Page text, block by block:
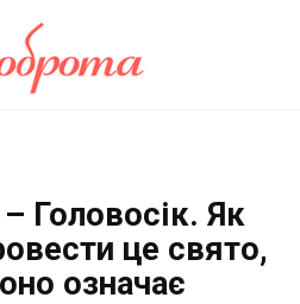
Головосік. Як
це свято,
означає